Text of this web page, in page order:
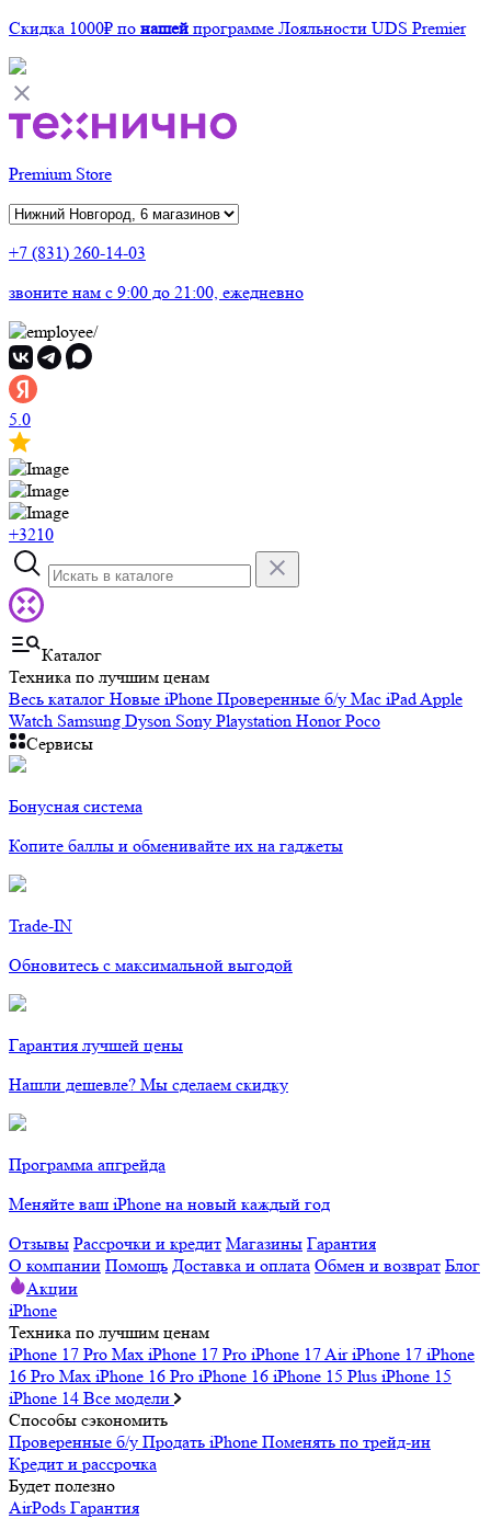
Скидка 1000₽ по нашей программе Лояльности UDS Premier
Premium Store
+7 (831) 260-14-03
звоните нам c 9:00 до 21:00, ежедневно
5.0
+3210
Каталог
Техника по лучшим ценам
Весь каталог Новые iPhone Проверенные б/у Mac iPadApple
Watch Samsung Dyson Sony Playstation HonorPoco
Сервисы
Бонусная система
Копите баллы и обменивайте их на гаджеты
Trade-IN
Обновитесь с максимальной выгодой
Гарантия лучшей цены
Нашли дешевле? Мы сделаем скидку
Программа апгрейда
Меняйте ваш iPhone на новый каждый год
Отзывы Рассрочки и кредит Магазины Гарантия
О компании Помощь Доставка и оплата Обмен и возврат Блог
Акции
iPhone
Техника по лучшим ценам
iPhone 17 Pro Max iPhone 17 Pro iPhone 17 AiriPhone 17 iPhone
16 Pro Max iPhone 16 Pro iPhone 16 iPhone 15 Plus iPhone 15
iPhone 14 Все модели
Способы сэкономить
Проверенные б/у Продать iPhone Поменять по трейд-ин
Кредит и рассрочка
Будет полезно
AirPods Гарантия